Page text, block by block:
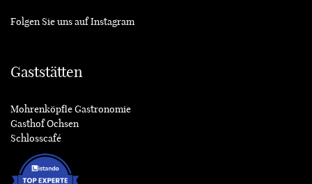
Folgen Sie uns aufInstagram
Gaststätten
Mohrenköpfle Gastronomie
Gasthof Ochsen
Schlosscafé